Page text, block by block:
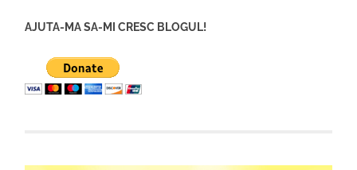
AJUTA-MA SA-MI CRESC BLOGUL!